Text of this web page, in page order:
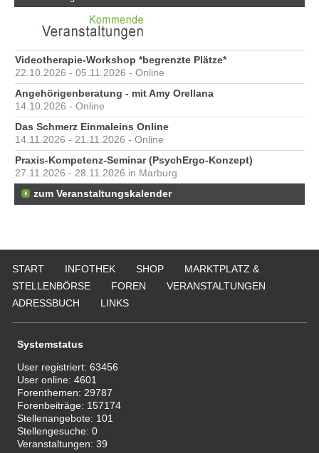
Videotherapie-Workshop *begrenzte Plätze*
22.10.2026 - 05.11.2026 - Online
Angehörigenberatung - mit Amy Orellana
14.10.2026 - Online
Das Schmerz Einmaleins Online
14.11.2026 - 21.11.2026 - Online
Praxis-Kompetenz-Seminar (PsychErgo-Konzept)
27.11.2026 - 28.11.2026 in Marburg
zum Veranstaltungskalender
START INFOTHEK SHOP
MARKTPLATZ &
STELLENBÖRSE
FOREN
VERANSTALTUNGEN
ADRESSBUCH
LINKS
Systemstatus
User registriert:63456
User online:4601
Forenthemen: 29787
Forenbeiträge: 157174
Stellenangebote: 101
Stellengesuche:0
Veranstaltungen:39